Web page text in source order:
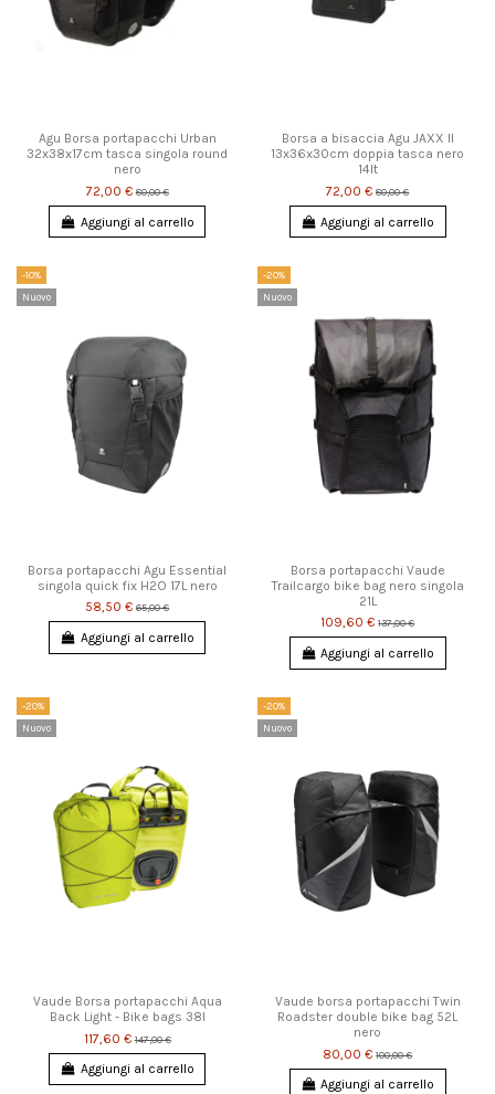
Agu Borsa portapacchi Urban
32x38x17cm tasca singola round
nero
72,00 € 80,00 €
Aggiungi al carrello
Borsa a bisaccia Agu JAXX II
13x36x30cm doppia tasca nero
14lt
72,00 € 80,00 €
Aggiungi al carrello
-10%
Nuovo
Borsa portapacchi Agu Essential
singola quick fix H2O 17L nero
58,50 € 65,00 €
Aggiungi al carrello
-20%
Nuovo
Borsa portapacchi Vaude
Trailcargo bike bag nero singola
21L
109,60 € 137,00 €
Aggiungi al carrello
-20%
Nuovo
Vaude Borsa portapacchi Aqua
Back Light - Bike bags 38l
117,60 € 147,00 €
Aggiungi al carrello
-20%
Nuovo
Vaude borsa portapacchi Twin
Roadster double bike bag 52L
nero
80,00 € 100,00 €
Aggiungi al carrello